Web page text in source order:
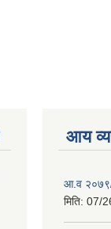
आय
आ.व २०७९/
मिति: 07/